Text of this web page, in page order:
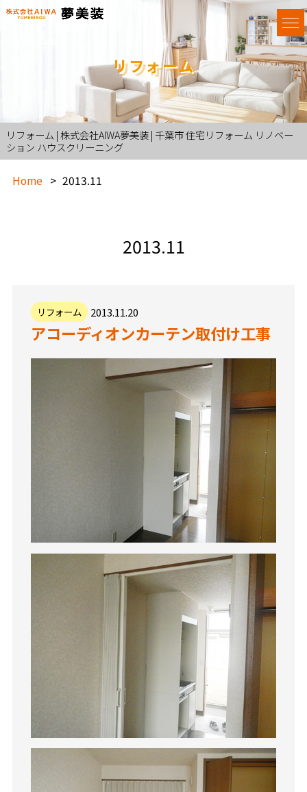
リフォーム
リフォーム | 株式会社AIWA夢美装 | 千葉市 住宅リフォーム リノベー
ション ハウスクリーニング
Home 2013.11
2013.11
リフォーム 2013.11.20
アコーディオンカーテン取付け工事